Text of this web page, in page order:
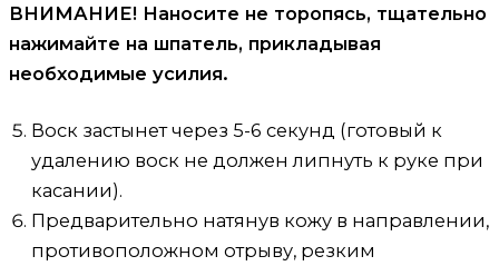
ВНИМАНИЕ! Наносите не торопясь, тщательно
нажимайте на шпатель, прикладывая
необходимые усилия.
Воск застынет через 5-6 секунд (готовый к
удалению воск не должен липнуть к руке при
касании).
Предварительно натянув кожу в направлении,
противоположном отрыву, резким